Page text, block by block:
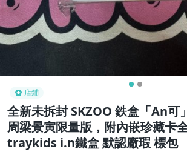
店鋪
全新未拆封 SKZOO 鉄盒「An可
周梁景寅限量版，附內嵌珍藏卡
traykids i.n鐵盒 默認廠瑕 標包